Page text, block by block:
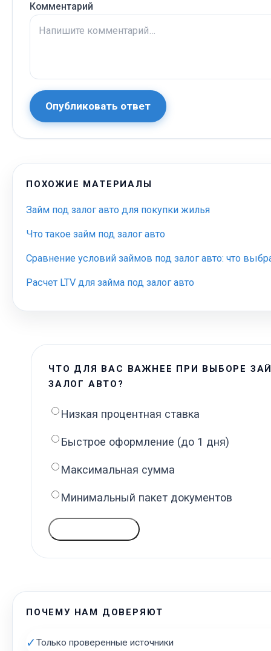
Комментарий
Опубликовать ответ
ПОХОЖИЕ МАТЕРИАЛЫ
Займ под залог авто для покупки жилья
Что такое займ под залог авто
Сравнение условий займов под залог авто: что
Расчет LTV для займа под залог авто
ЧТО ДЛЯ ВАС ВАЖНЕЕ ПРИ ВЫБОРЕ
ЗАЛОГ АВТО?
Низкая процентная ставка
Быстрое оформление (до 1 дня)
Максимальная сумма
Минимальный пакет документов
ПОЧЕМУ НАМ ДОВЕРЯЮТ
✓Только проверенные источники